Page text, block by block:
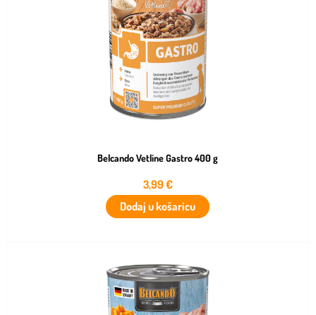
Belcando Vetline Gastro 400 g
3,99€
Dodaj u košaricu